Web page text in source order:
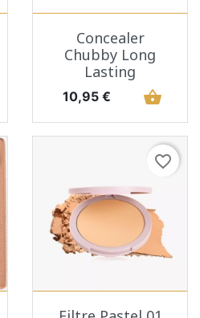
Concealer
Chubby Long
Lasting
Prix
10,95 € shopping_basket
favorite_border